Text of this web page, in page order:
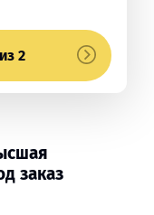
2
заказ